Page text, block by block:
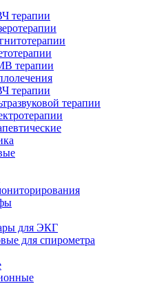
терапии
терапии
терапии
терапии
для ЭКГ
для спирометра